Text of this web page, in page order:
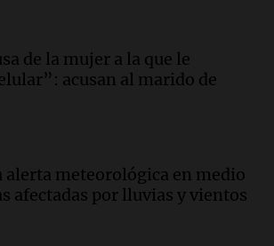
la lupa tras fallos
proyecto de propiedad
el Senado Nacional
de la mujer a la que le
acusan al marido de
alerta meteorológica en medio
afectadas por lluvias y vientos